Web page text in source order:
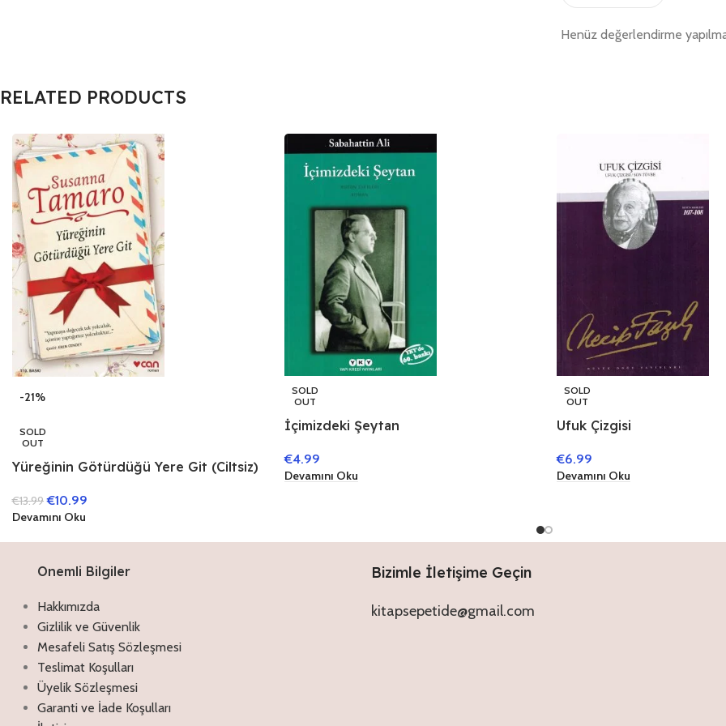
Henüz değerlendirme
RELATED PRODUCTS
-21%
SOLD
OUT
Yüreğinin Götürdüğü Yere Git (Ciltsiz)
€13.99 €10.99
Devamını Oku
SOLD
OUT
İçimizdeki Şeytan
€4.99
Devamını Oku
SOLD
OUT
Ufuk Çizgisi
€6.99
Devamını Oku
Onemli Bilgiler
Hakkımızda
Gizlilik ve Güvenlik
Mesafeli Satış Sözleşmesi
Teslimat Koşulları
Üyelik Sözleşmesi
Garanti ve İade Koşulları
Bizimle İletişime Geçin
kitapsepetide@gmail.com